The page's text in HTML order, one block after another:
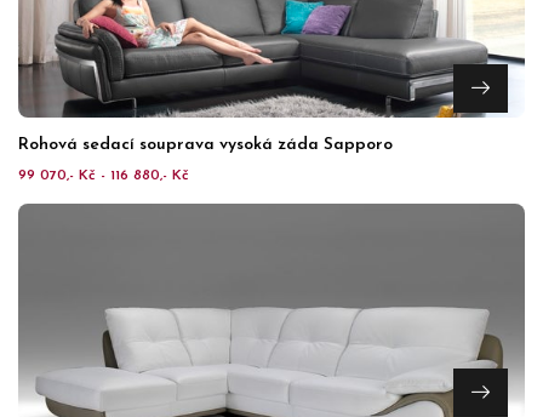
Rohová sedací souprava vysoká záda Sapporo
99 070,- Kč - 116 880,- Kč